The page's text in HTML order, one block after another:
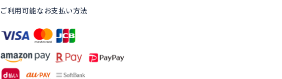
ご利用可能なお支払い方法